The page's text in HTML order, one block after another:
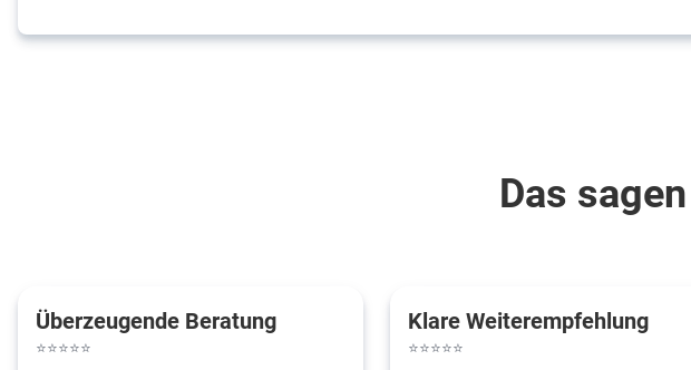
Das
Überzeugende Beratung
⭐⭐⭐⭐⭐
Klare Weiterempfehlung
⭐⭐⭐⭐⭐